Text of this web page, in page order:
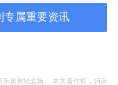
其全资附属公司所
），而深圳政
专属重要资讯
居财经立场。 本文著作权，归乐